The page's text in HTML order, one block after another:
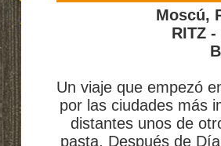
Moscú,
RITZ -
Un viaje que empezó
por las ciudades más
distantes unos de
pasta. Después de